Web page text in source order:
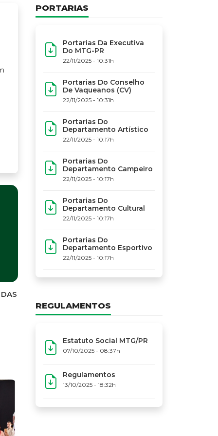
PORTARIAS
Portarias Da Executiva
Do MTG-PR
22/11/2025 - 10:31h
Portarias Do Conselho
De Vaqueanos (CV)
22/11/2025 - 10:31h
Portarias Do
Departamento Artístico
22/11/2025 - 10:17h
Portarias Do
Departamento Campeiro
22/11/2025 - 10:17h
Portarias Do
Departamento Cultural
22/11/2025 - 10:17h
Portarias Do
Departamento Esportivo
22/11/2025 - 10:17h
REGULAMENTOS
Estatuto Social MTG/PR
07/10/2025 - 08:37h
Regulamentos
13/10/2025 - 18:32h